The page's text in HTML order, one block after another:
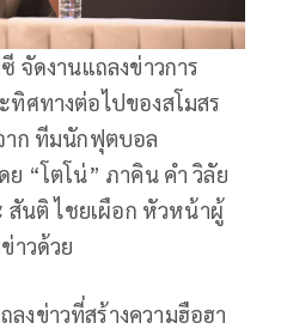
จัดงานแถลงข่าวการ
ทิศทางต่อไปของสโมสร
าก ทีมนักฟุตบอล
ย “โตโน่” ภาคิน คำ วิลัย
สันติ ไชยเผือก หัวหน้าผู้
าวด้วย
งข่าวที่สร้างความฮือฮา